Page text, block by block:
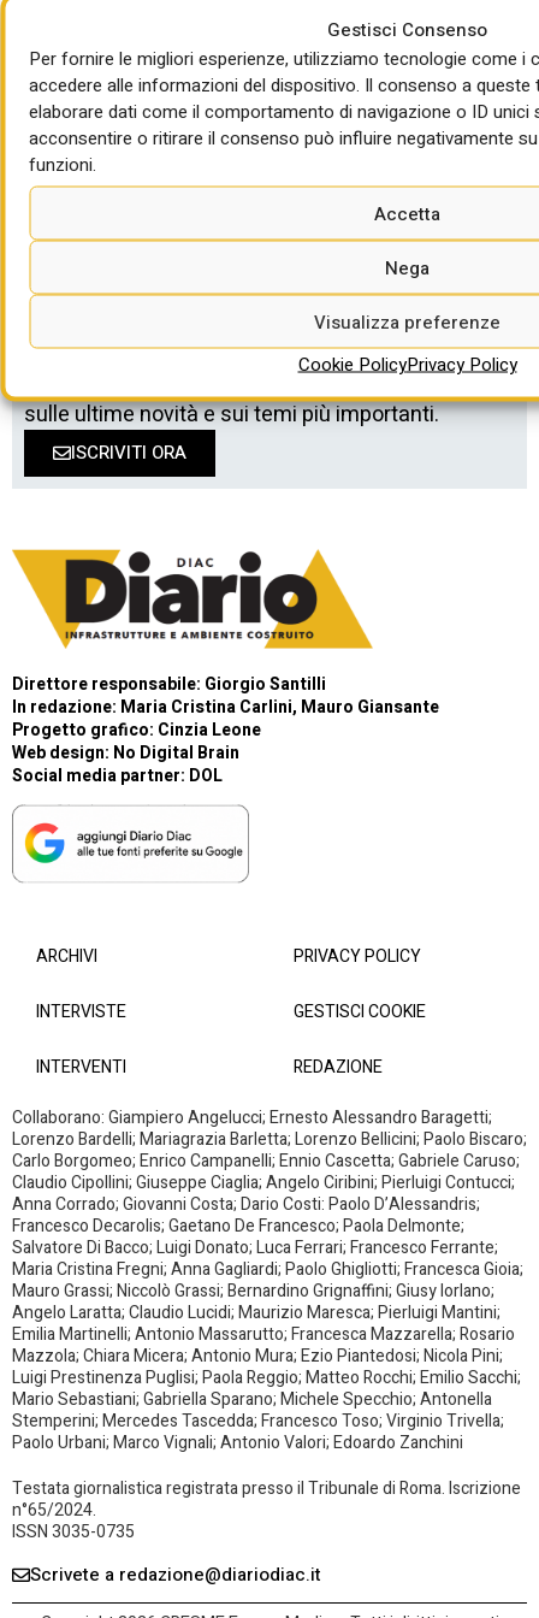
Gestisci Consenso
Per fornire le migliori esperienze, utilizziamo tecnologie come i
accedere alle informazioni del dispositivo. Il consenso a
elaborare dati come il comportamento di navigazione o ID
acconsentire o ritirare il consenso può influire negativamente
funzioni.
Accetta
Nega
Visualizza preferenze
Cookie PolicyPrivacy Policy
di Mercedes Tascedda
IL BANDO DEL GIORNO
Pistoia adegua la diga Giudea: 14,4 milioni
di Mercedes Tascedda
/ Ricevi in email gli aggiornamenti
sulle ultime novità e sui temi più importanti.
ISCRIVITI ORA
Direttore responsabile: Giorgio Santilli
In redazione: Maria Cristina Carlini, Mauro Giansante
Progetto grafico: Cinzia Leone
Web design: No Digital Brain
Social media partner: DOL
ARCHIVI
INTERVISTE
INTERVENTI
PRIVACY POLICY
GESTISCI COOKIE
REDAZIONE
Collaborano: Giampiero Angelucci; Ernesto Alessandro Baragetti;
Lorenzo Bardelli; Mariagrazia Barletta; Lorenzo Bellicini; Paolo Biscaro;
Carlo Borgomeo; Enrico Campanelli; Ennio Cascetta; Gabriele Caruso;
Claudio Cipollini; Giuseppe Ciaglia; Angelo Ciribini; Pierluigi Contucci;
Anna Corrado; Giovanni Costa; Dario Costi: Paolo D’Alessandris;
Francesco Decarolis; Gaetano De Francesco; Paola Delmonte;
Salvatore Di Bacco; Luigi Donato; Luca Ferrari; Francesco Ferrante;
Maria Cristina Fregni; Anna Gagliardi; Paolo Ghigliotti; Francesca Gioia;
Mauro Grassi; Niccolò Grassi; Bernardino Grignaffini; Giusy Iorlano;
Angelo Laratta; Claudio Lucidi; Maurizio Maresca; Pierluigi Mantini;
Emilia Martinelli; Antonio Massarutto; Francesca Mazzarella; Rosario
Mazzola; Chiara Micera; Antonio Mura; Ezio Piantedosi; Nicola Pini;
Luigi Prestinenza Puglisi; Paola Reggio; Matteo Rocchi; Emilio Sacchi;
Mario Sebastiani; Gabriella Sparano; Michele Specchio; Antonella
Stemperini; Mercedes Tascedda; Francesco Toso; Virginio Trivella;
Paolo Urbani; Marco Vignali; Antonio Valori; Edoardo Zanchini
Testata giornalistica registrata presso il Tribunale di Roma. Iscrizione
n°65/2024.
ISSN 3035-0735
Scrivete a redazione@diariodiac.it